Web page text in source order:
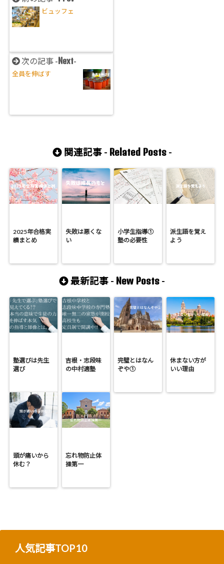
ビュッフェ
次の記事 -Next-
全員を伸ばす
関連記事 - Related Posts-
2025年合格実
績まとめ
失敗は悪くな
い
小学生指導①
塾の必要性
派生語を覚え
よう
最新記事 - New Posts -
塾選びは先生
選び
吉根・志段味
の中村適塾
完璧とはなん
ぞや①
休まない方が
いい理由
頭が痛いから
休む？
忘れ物防止体
操第一
人気記事TOP10